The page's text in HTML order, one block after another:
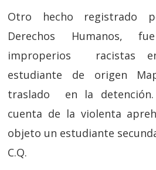
Otro hecho registrado
Derechos Humanos,
improperios racistas
estudiante de origen
traslado en la
cuenta de la violenta
objeto un estudiante
C.Q.